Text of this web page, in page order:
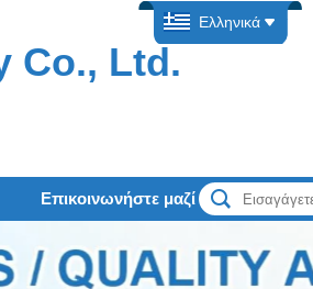
Co., Ltd.
Ελληνικά
Επικοινωνήστε μαζί μας